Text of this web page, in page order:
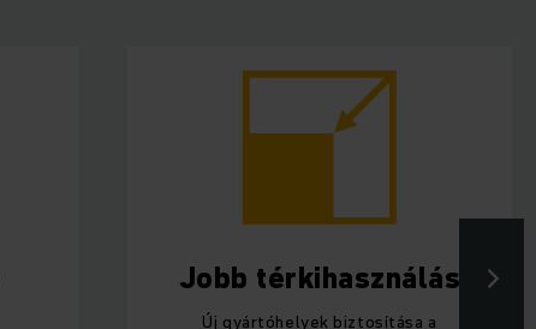
Jobb térkihasználás
Új gyártóhelyek biztosítása a